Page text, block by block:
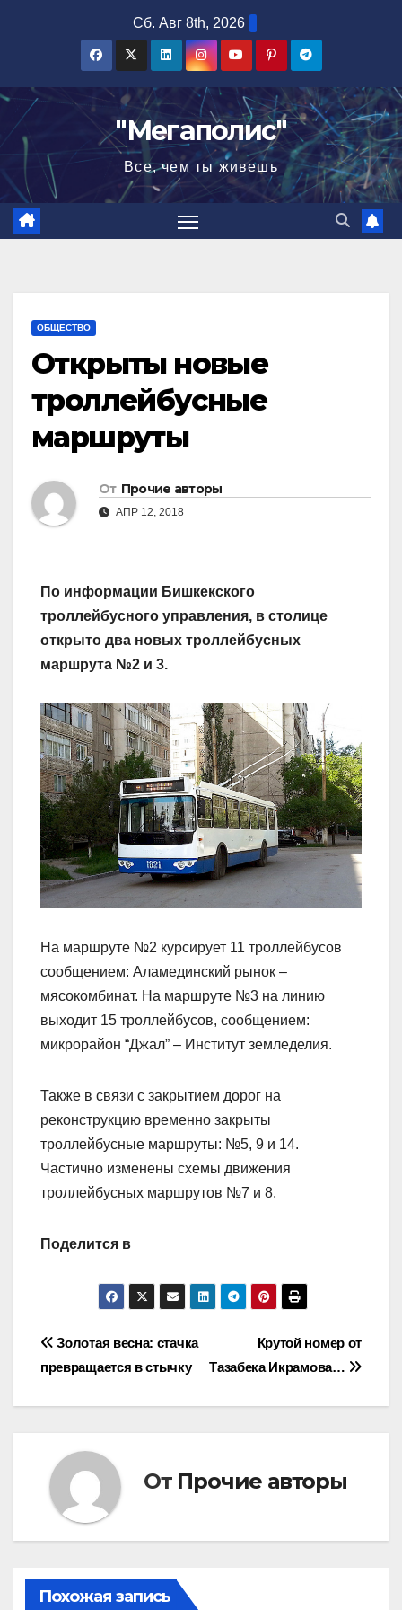
Сб. Авг 8th, 2026
"Мегаполис"
Все, чем ты живешь
ОБЩЕСТВО
Открыты новые
троллейбусные
маршруты
От Прочие авторы
АПР 12, 2018
По информации Бишкекского
троллейбусного управления, в столице
открыто два новых троллейбусных
маршрута №2 и 3.
На маршруте №2 курсирует 11 троллейбусов
сообщением: Аламединский рынок –
мясокомбинат. На маршруте №3 на линию
выходит 15 троллейбусов, сообщением:
микрорайон “Джал” – Институт земледелия.
Также в связи с закрытием дорог на
реконструкцию временно закрыты
троллейбусные маршруты: №5, 9 и 14.
Частично изменены схемы движения
троллейбусных маршрутов №7 и 8.
Поделится в
Навигация
по
Крутой номер от
Тазабека Икрамова…
Золотая весна: стачка
превращается в стычку
От Прочие авторы
Похожая запись